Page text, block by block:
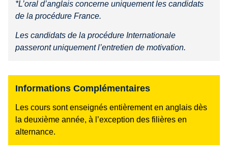
*L’oral d’anglais concerne uniquement les candidats
de la procédure France.
Les candidats de la procédure Internationale
passeront uniquement l’entretien de motivation.
Informations Complémentaires
Les cours sont enseignés entièrement en anglais dès
la deuxième année, à l’exception des filières en
alternance.